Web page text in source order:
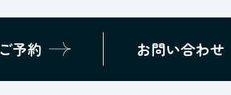
予約 お問い合わせ